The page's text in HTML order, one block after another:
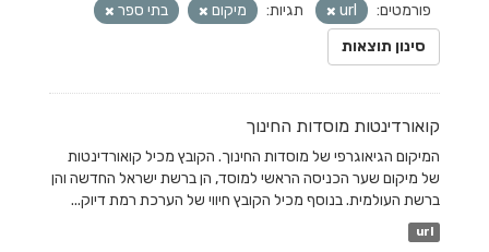
פורמטים: url תגיות: מיקום
בתי ספר
סינון תוצאות
קואורדינטות מוסדות החינוך
המיקום הגיאוגרפי של מוסדות החינוך. הקובץ מכיל קואורדינטות
של מיקום שער הכניסה הראשי למוסד, הן ברשת ישראל החדשה והן
ברשת העולמית. בנוסף מכיל הקובץ חיווי של הערכת רמת דיוק...
url